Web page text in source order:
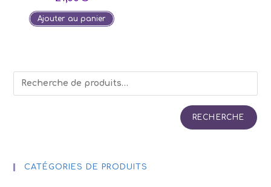
Ajouter au panier
RECHERCHE
CATÉGORIES DE PRODUITS